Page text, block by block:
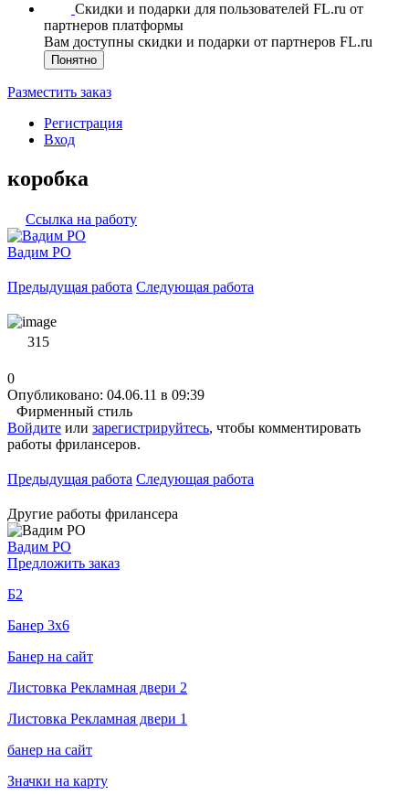
Скидки и подарки для пользователей FL.ru от
партнеров платформы
Вам доступны скидки и подарки от партнеров FL.ru
Понятно
Разместить заказ
Регистрация
Вход
коробка
Ссылка на работу
Вадим PO
Предыдущая работа Следующая работа
315
0
Опубликовано: 04.06.11 в 09:39
Фирменный стиль
Войдите или зарегистрируйтесь, чтобы комментировать
работы фрилансеров.
Предыдущая работа Следующая работа
Другие работы фрилансера
Вадим PO
Предложить заказ
Б2
Банер 3х6
Банер на сайт
Листовка Рекламная двери 2
Листовка Рекламная двери 1
банер на сайт
Значки на карту